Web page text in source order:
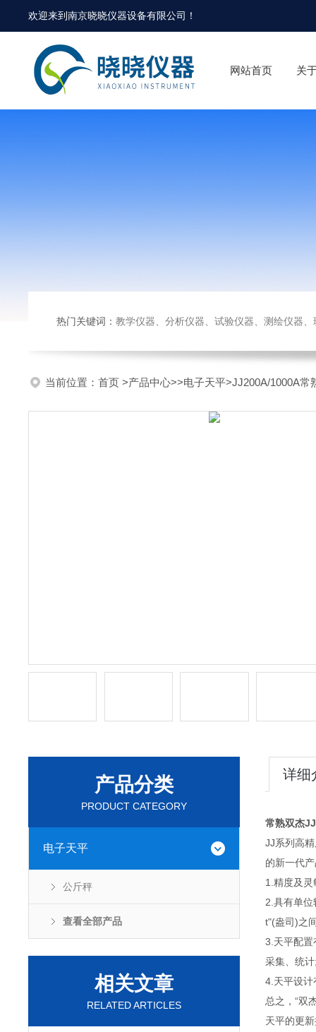
欢迎来到南京晓晓仪器设备有限公司 ！
网站首页 关
热门关键词： 教学仪器、分析仪器、试验仪器、测绘仪器、玻璃仪
当前位置： 首页 >产品中心>>电子天平>JJ200A/1000A常
产品分类
PRODUCT CATEGORY
电子天平
公斤秤
查看全部产品
相关文章
RELATED ARTICLES
详细
常熟双杰
JJ系列高
的新一代
1.精度及
2.具有单
t"(盎司)之
3.天平配置
采集、统
4.天平设计
总之，“双
天平的更